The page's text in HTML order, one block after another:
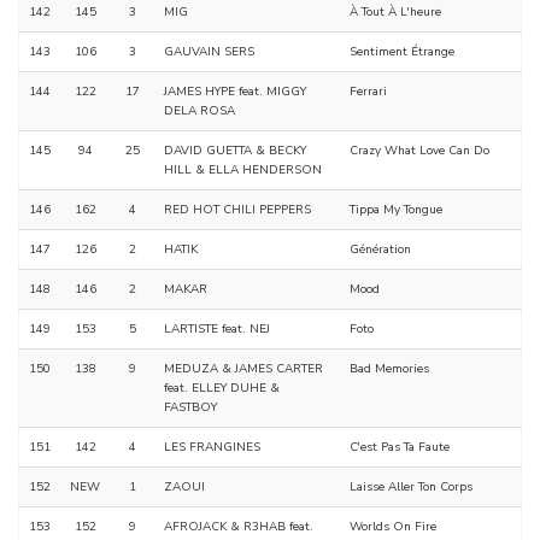
142 145 3 MIG À Tout À L'heure
143 106 3 GAUVAIN SERS Sentiment Étrange
144 122 17
JAMES HYPE feat. MIGGY
DELA ROSA
Ferrari
145 94 25
DAVID GUETTA & BECKY
HILL & ELLA HENDERSON
Crazy What Love Can Do
146 162 4 RED HOT CHILI PEPPERS Tippa My Tongue
147 126 2 HATIK Génération
148 146 2 MAKAR Mood
149 153 5 LARTISTE feat. NEJ Foto
150 138 9
MEDUZA & JAMES CARTER
feat. ELLEY DUHE &
FASTBOY
Bad Memories
151 142 4 LES FRANGINES C'est Pas Ta Faute
152 NEW 1 ZAOUI Laisse Aller Ton Corps
153 152 9
AFROJACK & R3HAB feat.
Worlds On Fire